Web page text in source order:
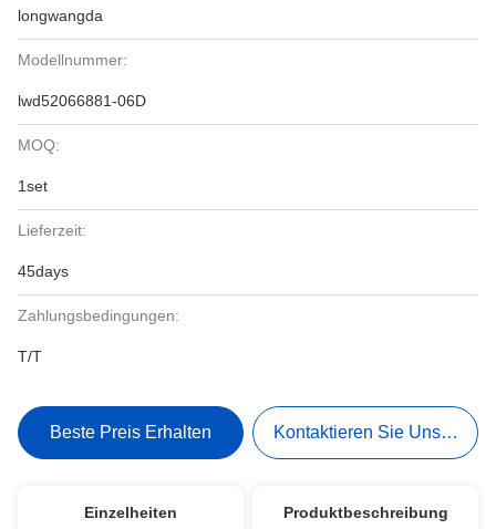
longwangda
Modellnummer:
lwd52066881-06D
MOQ:
1set
Lieferzeit:
45days
Zahlungsbedingungen:
T/T
Beste Preis Erhalten Kontaktieren Sie Uns Jetzt
Einzelheiten Produktbeschreibung